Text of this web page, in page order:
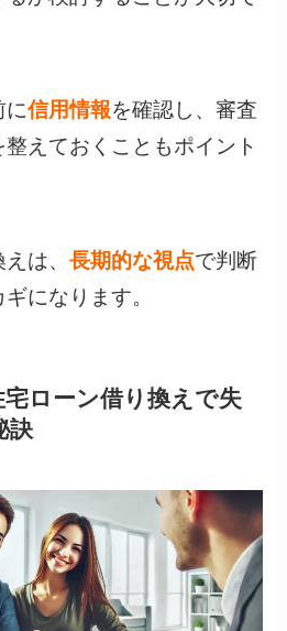
に信用情報を確認し、審査
えておくこともポイント
えは、長期的な視点で判断
になります。
ローン借り換えで失
訣